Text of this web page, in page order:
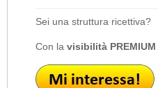
Sei una struttura ricettiva?
Con la visibilità PREMIUM